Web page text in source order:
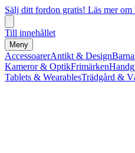
Sälj ditt fordon gratis! Läs mer om
Till innehållet
Meny
AccessoarerAntikt & Design
Kameror & OptikFrimärken
Tablets & WearablesTrädgård &